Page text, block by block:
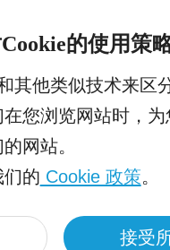
的使用策
其他类似技术来区
您浏览网站时，
网站。
的 Cookie 政策。
接受